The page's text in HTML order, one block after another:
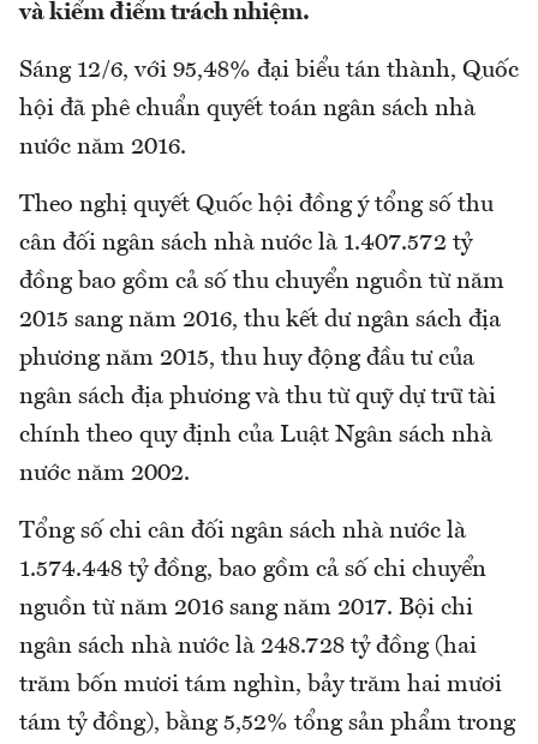
và kiểm điểm trách nhiệm.
Sáng 12/6, với 95,48% đại biểu tán thành, Quốc
hội đã phê chuẩn quyết toán ngân sách nhà
nước năm 2016.
Theo nghị quyết Quốc hội đồng ý tổng số thu
cân đối ngân sách nhà nước là 1.407.572 tỷ
đồng bao gồm cả số thu chuyển nguồn từ năm
2015 sang năm 2016, thu kết dư ngân sách địa
phương năm 2015, thu huy động đầu tư của
ngân sách địa phương và thu từ quỹ dự trữ tài
chính theo quy định của Luật Ngân sách nhà
nước năm 2002.
Tổng số chi cân đối ngân sách nhà nước là
1.574.448 tỷ đồng, bao gồm cả số chi chuyển
nguồn từ năm 2016 sang năm 2017. Bội chi
ngân sách nhà nước là 248.728 tỷ đồng (hai
trăm bốn mươi tám nghìn, bảy trăm hai mươi
tám tỷ đồng), bằng 5,52% tổng sản phẩm trong